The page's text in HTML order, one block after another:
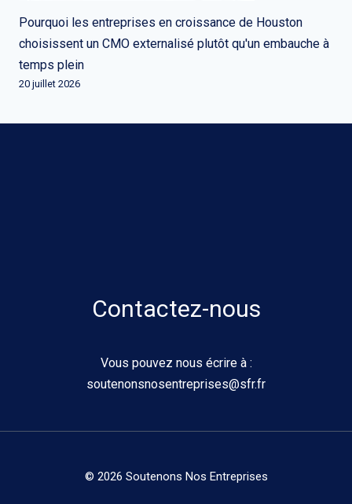
Pourquoi les entreprises en croissance de Houston
choisissent un CMO externalisé plutôt qu'un embauche à
temps plein
20 juillet 2026
Contactez-nous
Vous pouvez nous écrire à :
soutenonsnosentreprises@sfr.fr
© 2026 Soutenons Nos Entreprises